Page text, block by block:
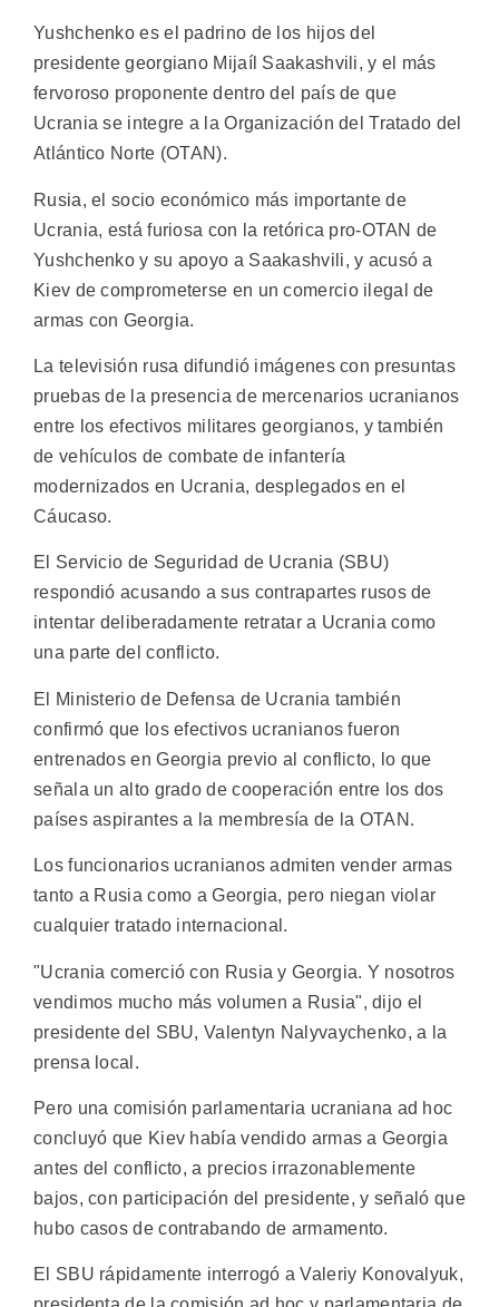
Yushchenko es el padrino de los hijos del
presidente georgiano Mijaíl Saakashvili, y el más
fervoroso proponente dentro del país de que
Ucrania se integre a la Organización del Tratado del
Atlántico Norte (OTAN).
Rusia, el socio económico más importante de
Ucrania, está furiosa con la retórica pro-OTAN de
Yushchenko y su apoyo a Saakashvili, y acusó a
Kiev de comprometerse en un comercio ilegal de
armas con Georgia.
La televisión rusa difundió imágenes con presuntas
pruebas de la presencia de mercenarios ucranianos
entre los efectivos militares georgianos, y también
de vehículos de combate de infantería
modernizados en Ucrania, desplegados en el
Cáucaso.
El Servicio de Seguridad de Ucrania (SBU)
respondió acusando a sus contrapartes rusos de
intentar deliberadamente retratar a Ucrania como
una parte del conflicto.
El Ministerio de Defensa de Ucrania también
confirmó que los efectivos ucranianos fueron
entrenados en Georgia previo al conflicto, lo que
señala un alto grado de cooperación entre los dos
países aspirantes a la membresía de la OTAN.
Los funcionarios ucranianos admiten vender armas
tanto a Rusia como a Georgia, pero niegan violar
cualquier tratado internacional.
"Ucrania comerció con Rusia y Georgia. Y nosotros
vendimos mucho más volumen a Rusia", dijo el
presidente del SBU, Valentyn Nalyvaychenko, a la
prensa local.
Pero una comisión parlamentaria ucraniana ad hoc
concluyó que Kiev había vendido armas a Georgia
antes del conflicto, a precios irrazonablemente
bajos, con participación del presidente, y señaló que
hubo casos de contrabando de armamento.
El SBU rápidamente interrogó a Valeriy Konovalyuk,